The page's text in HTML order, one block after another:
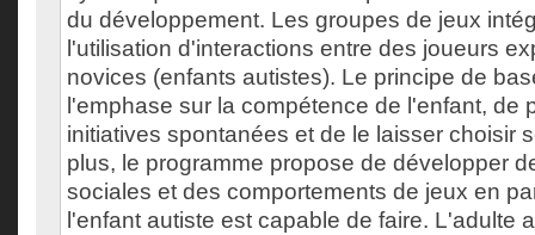
du développement. Les groupes de jeux
l'utilisation d'interactions entre des joueurs
novices (enfants autistes). Le principe de
l'emphase sur la compétence de l'enfant, de
initiatives spontanées et de le laisser choisir
plus, le programme propose de développer
sociales et des comportements de jeux en
l'enfant autiste est capable de faire. L'adulte